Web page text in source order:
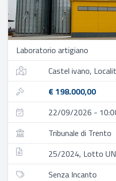
Laboratorio artigiano
Castel ivano,
€ 198.000,00
22/09/2026 -
Tribunale di Trento
25/2024, Lotto
Senza Incanto